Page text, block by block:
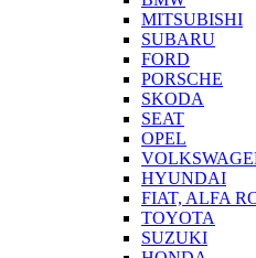
MITSUBISHI
SUBARU
FORD
PORSCHE
SKODA
SEAT
OPEL
HYUNDAI
FIAT, ALFA
TOYOTA
SUZUKI